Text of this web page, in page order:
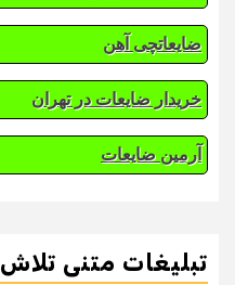
ضایعاتچی آهن
خریدار ضایعات در تهران
آرمین ضایعات
تبلیغات متنی تلاش